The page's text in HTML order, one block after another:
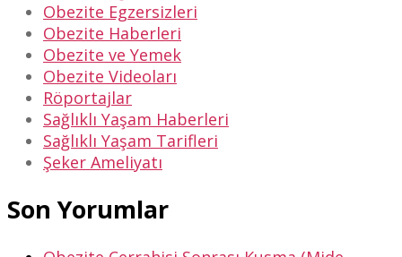
Obezite Egzersizleri
Obezite Haberleri
Obezite ve Yemek
Obezite Videoları
Röportajlar
Sağlıklı Yaşam Haberleri
Sağlıklı Yaşam Tarifleri
Şeker Ameliyatı
Son Yorumlar